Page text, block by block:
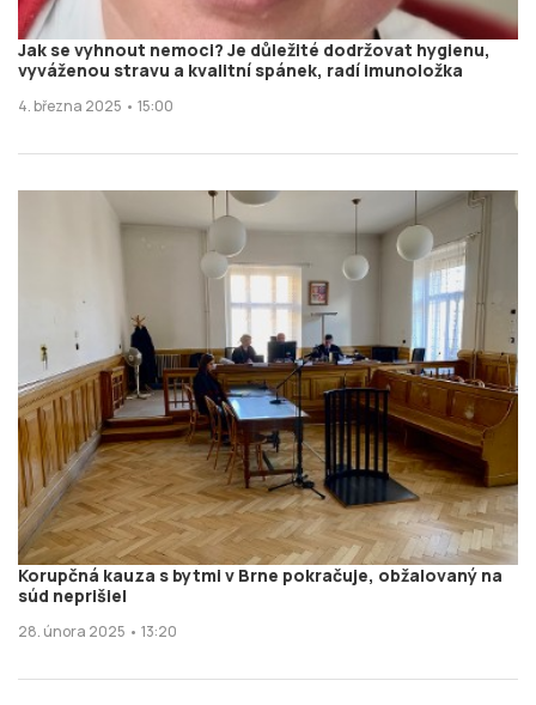
Jak se vyhnout nemoci? Je důležité dodržovat hygienu,
vyváženou stravu a kvalitní spánek, radí imunoložka
4. března 2025 • 15:00
Korupčná kauza s bytmi v Brne pokračuje, obžalovaný na
súd neprišiel
28. února 2025 • 13:20